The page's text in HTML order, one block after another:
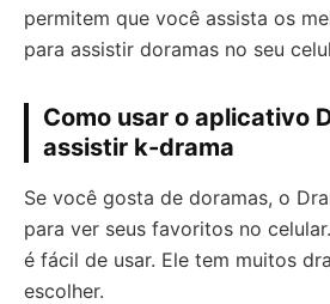
permitem que você assista os
para assistir doramas no seu
Como usar o aplicativo
assistir k-drama
Se você gosta de doramas, o
para ver seus favoritos no
é fácil de usar. Ele tem muitos
escolher.